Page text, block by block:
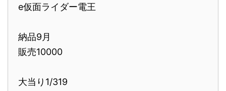
e仮面ライダー電王
納品9月
販売10000
大当り1/319